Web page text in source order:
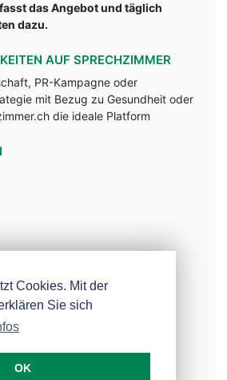
das Angebot und täglich
dazu.
AUF SPRECHZIMMER
PR-Kampagne oder
mit Bezug zu Gesundheit oder
die ideale Platform
Cookies. Mit der
Sie sich
OK